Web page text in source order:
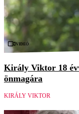
Videó
Király Viktor 18
önmagára
KIRÁLY VIKTOR